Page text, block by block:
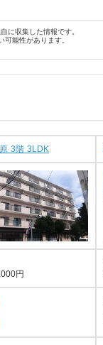
に収集した情報です。
能性があります。
3階 3LDK
円